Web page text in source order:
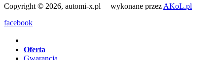
Copyright © 2026, automi-x.pl wykonane przez AKoL.pl
facebook
Oferta
Gwarancja